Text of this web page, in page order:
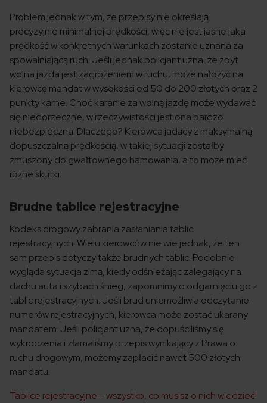
Problem jednak w tym, że przepisy nie określają
precyzyjnie minimalnej prędkości, więc nie jest jasne jaka
prędkość w konkretnych warunkach zostanie uznana za
spowalniającą ruch. Jeśli jednak policjant uzna, że zbyt
wolna jazda jest zagrożeniem w ruchu, może nałożyć na
kierowcę mandat w wysokości od 50 do 200 złotych oraz 2
punkty karne. Choć karanie za wolną jazdę może wydawać
się niedorzeczne, w rzeczywistości jest ona bardzo
niebezpieczna. Dlaczego? Kierowca jadący z maksymalną
dopuszczalną prędkością, w takiej sytuacji zostałby
zmuszony do gwałtownego hamowania, a to może mieć
różne skutki.
Brudne tablice rejestracyjne
Kodeks drogowy zabrania zasłaniania tablic
rejestracyjnych. Wielu kierowców nie wie jednak, że ten
sam przepis dotyczy także brudnych tablic. Podobnie
wygląda sytuacja zimą, kiedy odśnieżając zalegający na
dachu auta i szybach śnieg, zapomnimy o odgarnięciu go z
tablic rejestracyjnych. Jeśli brud uniemożliwia odczytanie
numerów rejestracyjnych, kierowca może zostać ukarany
mandatem. Jeśli policjant uzna, że dopuściliśmy się
wykroczenia i złamaliśmy przepis wynikający z Prawa o
ruchu drogowym, możemy zapłacić nawet 500 złotych
mandatu.
Tablice rejestracyjne – wszystko, co musisz o nich wiedzieć!